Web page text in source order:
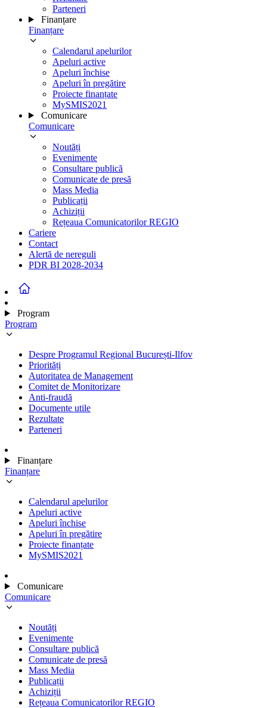
Parteneri
Finanțare
Finanțare
Calendarul apelurilor
Apeluri active
Apeluri închise
Apeluri în pregătire
Proiecte finanțate
MySMIS2021
Comunicare
Comunicare
Noutăți
Evenimente
Consultare publică
Comunicate de presă
Mass Media
Publicații
Achiziții
Rețeaua Comunicatorilor REGIO
Cariere
Contact
Alertă de nereguli
PDR BI 2028-2034
Program
Program
Despre Programul Regional București-Ilfov
Priorități
Autoritatea de Management
Comitet de Monitorizare
Anti-fraudă
Documente utile
Rezultate
Parteneri
Finanțare
Finanțare
Calendarul apelurilor
Apeluri active
Apeluri închise
Apeluri în pregătire
Proiecte finanțate
MySMIS2021
Comunicare
Comunicare
Noutăți
Evenimente
Consultare publică
Comunicate de presă
Mass Media
Publicații
Achiziții
Rețeaua Comunicatorilor REGIO